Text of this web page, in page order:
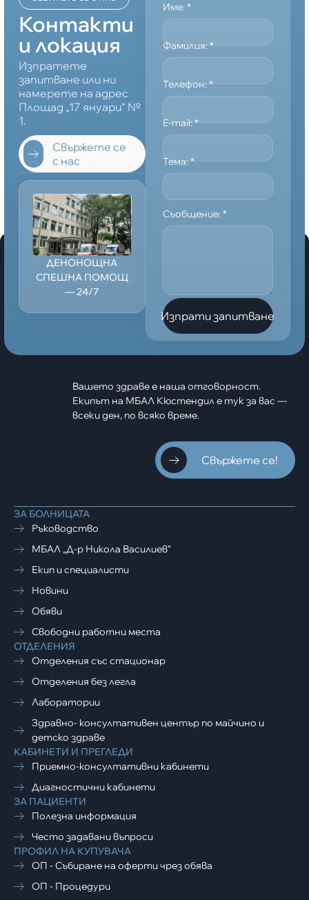
Контакти
и локация
Изпратете
запитване или ни
намерете на адрес
Площад „17 януари“ №
1.
Свържете се
с нас
ДЕНОНОЩНА
СПЕШНА ПОМОЩ
— 24/7
Име:*
Фамилия:*
Телефон:*
E-mail:*
Тема:*
Съобщение:*
Изпрати запитване
Вашето здраве е наша отговорност.
Екипът на МБАЛ Кюстендил е тук за вас —
всеки ден, по всяко време.
Свържете се!
ЗА БОЛНИЦАТА
Ръководство
МБАЛ „Д-р Никола Василиев“
Екип и специалисти
Новини
Обяви
Свободни работни места
ОТДЕЛЕНИЯ
Отделения със стационар
Отделения без легла
Лаборатории
Здравно- консултативен център по майчино и
детско здраве
КАБИНЕТИ И ПРЕГЛЕДИ
Приемно-консултативни кабинети
Диагностични кабинети
ЗА ПАЦИЕНТИ
Полезна информация
Често задавани въпроси
ПРОФИЛ НА КУПУВАЧА
ОП - Събиране на оферти чрез обява
ОП - Процедури